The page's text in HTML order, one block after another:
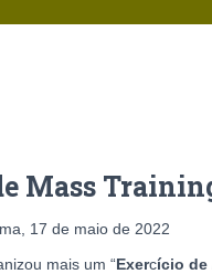
Mass
17 de maio de 2022
mais um “Exercício de